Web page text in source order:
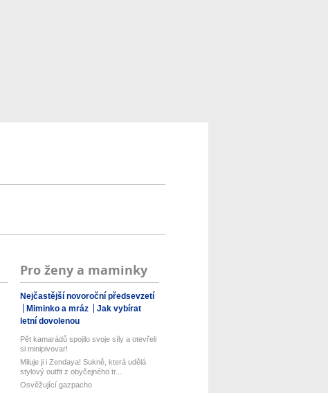
Pro ženy a maminky
Nejčastější novoroční předsevzetí
Miminko a mráz
Jak vybírat
letní dovolenou
Pět kamarádů spojilo svoje síly a otevřeli
si minipivovar!
Miluje ji i Zendaya! Sukně, která udělá
stylový outfit z obyčejného tr...
Osvěžující gazpacho